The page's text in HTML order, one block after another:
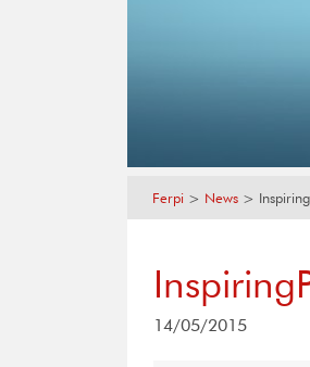
Ferpi > News >
14/05/2015